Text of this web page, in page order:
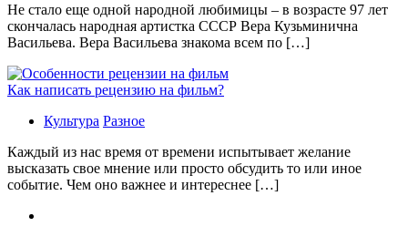
Не стало еще одной народной любимицы – в возрасте 97 лет
скончалась народная артистка СССР Вера Кузьминична
Васильева. Вера Васильева знакома всем по […]
Как написать рецензию на фильм?
Культура Разное
Каждый из нас время от времени испытывает желание
высказать свое мнение или просто обсудить то или иное
событие. Чем оно важнее и интереснее […]